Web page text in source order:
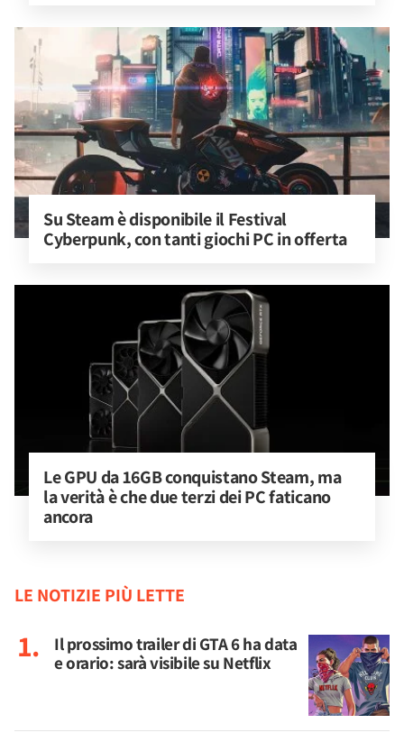
Su Steam è disponibile il Festival
Cyberpunk, con tanti giochi PC in offerta
Le GPU da 16GB conquistano Steam, ma
la verità è che due terzi dei PC faticano
ancora
LE NOTIZIE PIÙ LETTE
Il prossimo trailer di GTA 6 ha data
e orario: sarà visibile su Netflix